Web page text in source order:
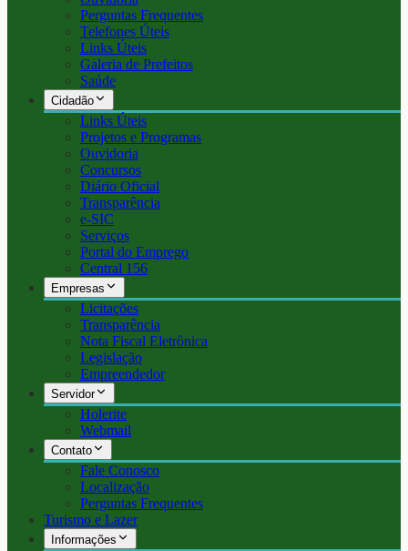
Perguntas Frequentes
Telefones Úteis
Links Úteis
Galeria de Prefeitos
Saúde
Cidadão
Links Úteis
Projetos e Programas
Ouvidoria
Concursos
Diário Oficial
Transparência
e-SIC
Serviços
Portal do Emprego
Central 156
Empresas
Licitações
Transparência
Nota Fiscal Eletrônica
Legislação
Empreendedor
Servidor
Holerite
Webmail
Contato
Fale Conosco
Localização
Perguntas Frequentes
Turismo e Lazer
Informações